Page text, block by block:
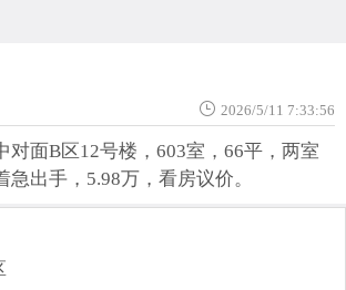
2026/5/11 7:33:56
对面B区12号楼，603室，66平，两室
出手，5.98万，看房议价。